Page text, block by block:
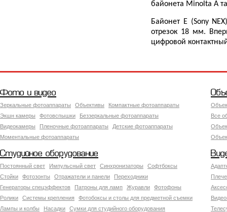
байонета Minolta A
Байонет E (Sony
отрезок 18 мм.
цифровой
Фото и видео
Зеркальные фотоаппараты Объективы
Компактные фотоаппараты
Экшн камеры
Фотовспышки
Беззеркальные фотоаппараты
Видеокамеры
Пленочные фотоаппараты
Детские фотоаппараты
Моментальные фотоаппараты
Все
Студийное оборудование
Постоянный свет Импульсный свет Синхронизаторы
Софтбоксы
Стойки
Фотозонты Отражатели и панели
Переходники
Генераторы спецэффектов
Патроны для ламп Журавли
Фотофоны
Ролики
Системы крепления
Фотобоксы и столы для предметной съемки
Лампы и колбы
Насадки
Сумки для студийного оборудования